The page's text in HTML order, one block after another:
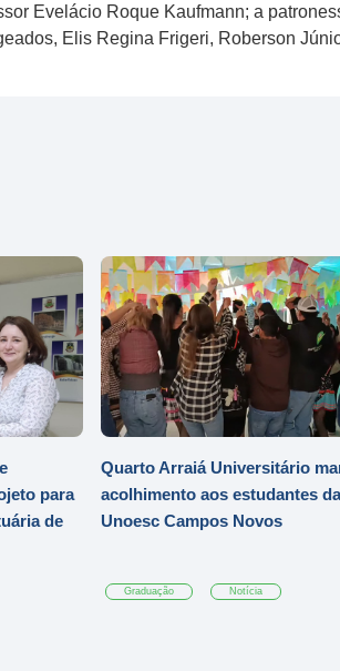
Evelácio Roque Kaufmann; a
Elis Regina Frigeri, Roberson
para
de
Quarto Arraiá Universitário
acolhimento aos estudantes da
Unoesc Campos Novos
Graduação Notícia